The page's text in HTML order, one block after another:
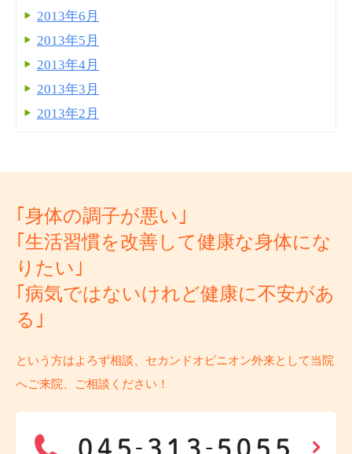
2013年6月
2013年5月
2013年4月
2013年3月
2013年2月
｢身体の調子が悪い｣
｢生活習慣を改善して健康な身体にな
りたい｣
｢病気ではないけれど健康に不安があ
る｣
という方はよろず相談、セカンドオピニオン外来として当院
へご来院、ご相談ください！